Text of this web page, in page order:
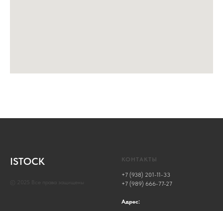
ISTOCK
© 2025 Все права защищены
КОНТАКТЫ
+7 (938) 201-11-33
+7 (989) 666-77-27
Адрес: